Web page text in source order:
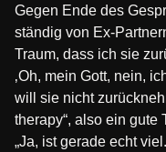
Gegen Ende des
ständig von Ex-
Traum, dass ich sie
‚Oh, mein Gott, nein,
will sie nicht
therapy“, also ein gute
„Ja, ist gerade echt